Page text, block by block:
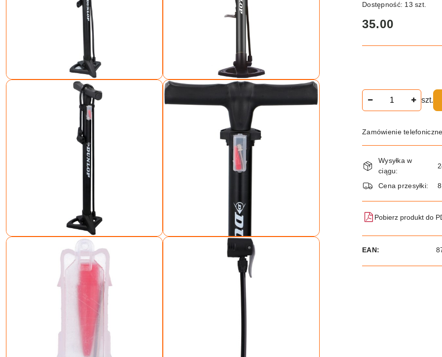
Dostępność: 13szt.
cena:
35.00
szt.
Zamówienie
Dostępność
i
dostawa
Wysyłka w
ciągu:
Cena przesyłki:
Pobierz produkt do
EAN: